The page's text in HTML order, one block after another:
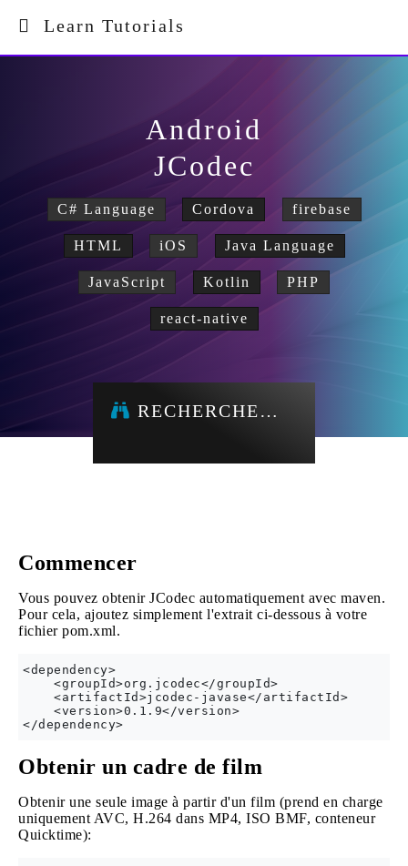
Learn Tutorials
Android
JCodec
C# Language Cordova firebase
HTML iOS Java Language
JavaScript Kotlin PHP
react-native
RECHERCHE…
Commencer
Vous pouvez obtenir JCodec automatiquement avec maven.
Pour cela, ajoutez simplement l'extrait ci-dessous à votre
fichier pom.xml.
<dependency>
    <groupId>org.jcodec</groupId>
    <artifactId>jcodec-javase</artifactId>
    <version>0.1.9</version>
Obtenir un cadre de film
Obtenir une seule image à partir d'un film (prend en charge
uniquement AVC, H.264 dans MP4, ISO BMF, conteneur
Quicktime):